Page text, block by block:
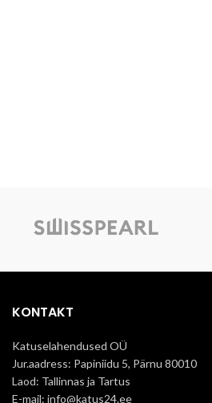
KONTAKT
Katuselahendused OÜ
Jur.aadress: Papiniidu 5, Pärnu 80010
Laod: Tallinnas ja Tartus
E-mail: info@katus24.ee